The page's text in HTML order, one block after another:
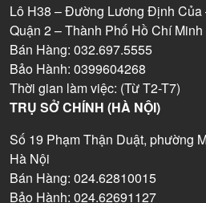
Lô H38 – Đường Lương Định Của
Quận 2 – Thành Phố Hồ Chí Minh
Bán Hàng: 032.697.5555
Bảo Hành: 0399604268
Thời gian làm việc: (Từ T2-T7)
TRỤ SỞ CHÍNH (HÀ NỘI)
Số 19 Phạm Thận Duật, phường
Hà Nội
Bán Hàng: 024.62810015
Bảo Hành: 024.62691127